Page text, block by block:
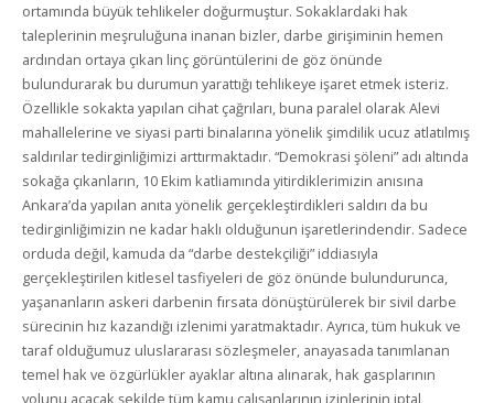
ortamında büyük tehlikeler doğurmuştur. Sokaklardaki hak
taleplerinin meşruluğuna inanan bizler, darbe girişiminin hemen
ardından ortaya çıkan linç görüntülerini de göz önünde
bulundurarak bu durumun yarattığı tehlikeye işaret etmek isteriz.
Özellikle sokakta yapılan cihat çağrıları, buna paralel olarak Alevi
mahallelerine ve siyasi parti binalarına yönelik şimdilik ucuz atlatılmış
saldırılar tedirginliğimizi arttırmaktadır. “Demokrasi şöleni” adı altında
sokağa çıkanların, 10 Ekim katliamında yitirdiklerimizin anısına
Ankara’da yapılan anıta yönelik gerçekleştirdikleri saldırı da bu
tedirginliğimizin ne kadar haklı olduğunun işaretlerindendir. Sadece
orduda değil, kamuda da “darbe destekçiliği” iddiasıyla
gerçekleştirilen kitlesel tasfiyeleri de göz önünde bulundurunca,
yaşananların askeri darbenin fırsata dönüştürülerek bir sivil darbe
sürecinin hız kazandığı izlenimi yaratmaktadır. Ayrıca, tüm hukuk ve
taraf olduğumuz uluslararası sözleşmeler, anayasada tanımlanan
temel hak ve özgürlükler ayaklar altına alınarak, hak gasplarının
yolunu açacak şekilde tüm kamu çalışanlarının izinlerinin iptal